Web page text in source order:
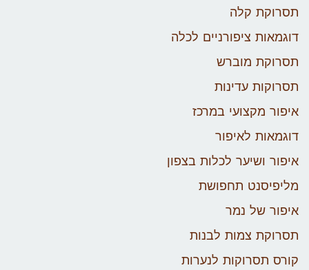
תסרוקת קלה
דוגמאות ציפורניים לכלה
תסרוקת מוברש
תסרוקות עדינות
איפור מקצועי במרכז
דוגמאות לאיפור
איפור ושיער לכלות בצפון
מליפיסנט תחפושת
איפור של נמר
תסרוקת צמות לבנות
קורס תסרוקות לנערות